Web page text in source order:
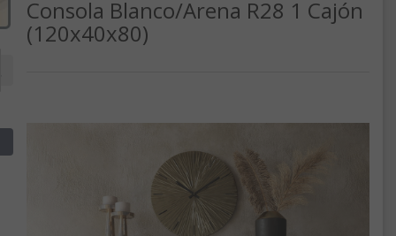
Consola Blanco/Arena R28 1 Cajón
(120x40x80)